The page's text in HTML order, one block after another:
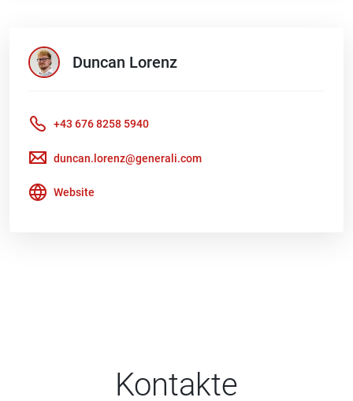
Duncan Lorenz
+43 676 8258 5940
duncan.lorenz@generali.com
Website
Kontakte